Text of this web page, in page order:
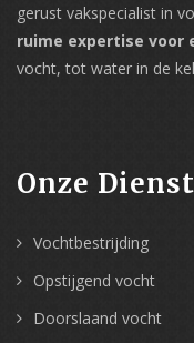
gerust vakspecialist in
ruime expertise voor
vocht, tot water in de
Onze
Vochtbestrijding
Opstijgend vocht
Doorslaand vocht